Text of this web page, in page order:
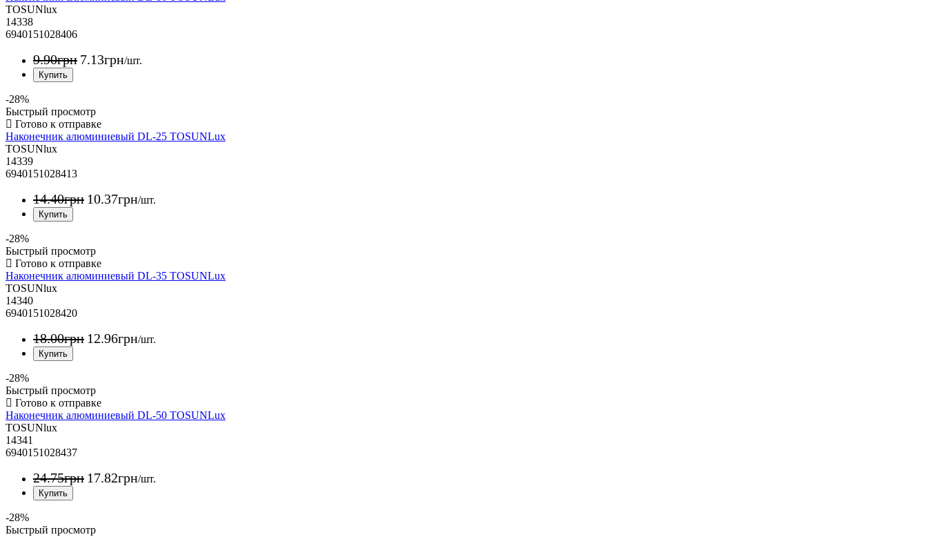
TOSUNlux
14338
6940151028406
9.90грн 7.13грн/шт.
-28%
Быстрый просмотр
Наконечник алюминиевый DL-25 TOSUNLux
TOSUNlux
14339
6940151028413
14.40грн 10.37грн/шт.
-28%
Быстрый просмотр
Наконечник алюминиевый DL-35 TOSUNLux
TOSUNlux
14340
6940151028420
18.00грн 12.96грн/шт.
-28%
Быстрый просмотр
Наконечник алюминиевый DL-50 TOSUNLux
TOSUNlux
14341
6940151028437
24.75грн 17.82грн/шт.
-28%
Быстрый просмотр